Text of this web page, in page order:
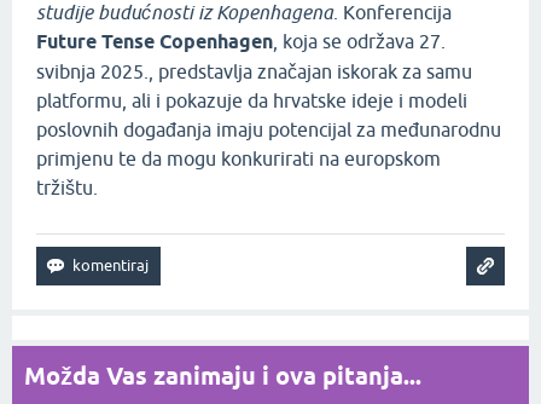
studije budućnosti iz Kopenhagena. Konferencija
Future Tense Copenhagen , koja se održava 27.
svibnja 2025., predstavlja značajan iskorak za samu
platformu, ali i pokazuje da hrvatske ideje i modeli
poslovnih događanja imaju potencijal za međunarodnu
primjenu te da mogu konkurirati na europskom
tržištu.
Možda Vas zanimaju i ova pitanja...